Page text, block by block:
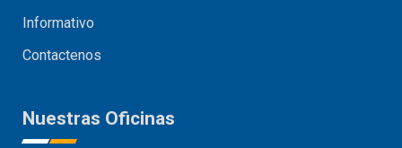
Informativo
Contactenos
Nuestras Oficinas